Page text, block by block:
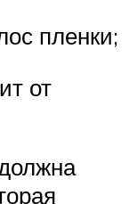
пленки;
от